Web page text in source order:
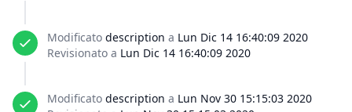
Modificato description a Lun Dic 14 16:40:09 2020
Revisionato a Lun Dic 14 16:40:09 2020
Modificato description a Lun Nov 30 15:15:03 2020